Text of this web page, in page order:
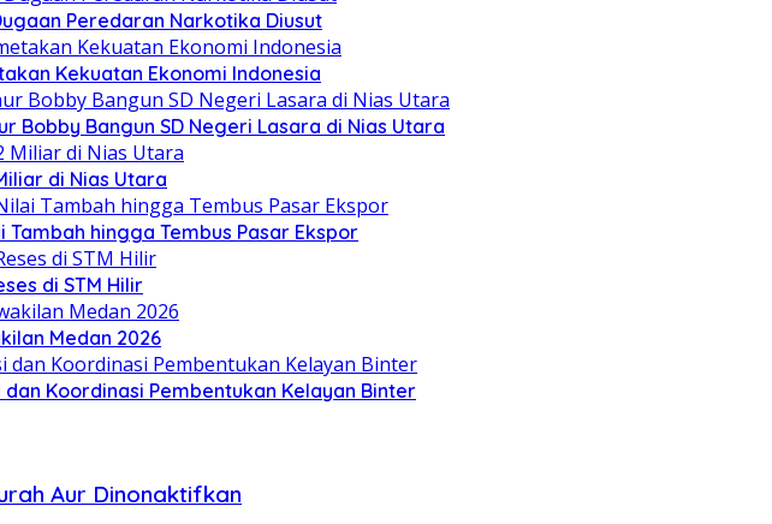
Peredaran Narkotika Diusut
Kekuatan Ekonomi Indonesia
Bobby Bangun SD Negeri Lasara di Nias Utara
di Nias Utara
Tambah hingga Tembus Pasar Ekspor
di STM Hilir
Medan 2026
Koordinasi Pembentukan Kelayan Binter
Aur Dinonaktifkan